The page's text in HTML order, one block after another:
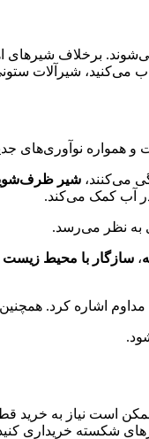
برخلاف شیرهای
می‌کنید، شیرآلات
نوآوری‌های
می‌کنند، شیر
آب کمک می‌کند.
به نظر می‌رسد.
، سازگار با محیط زیست
مداوم اشاره کرد.
ممکن است نیاز به
شکسته خریداری